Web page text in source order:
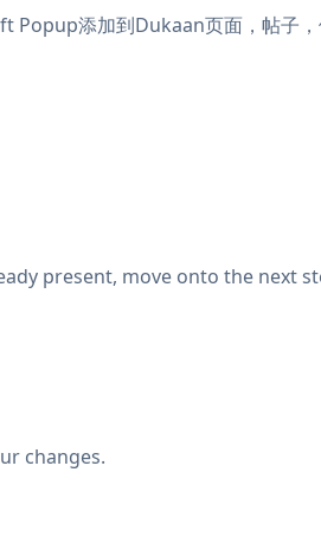
添加到Dukaan页面，帖子
present, move onto the next
changes.